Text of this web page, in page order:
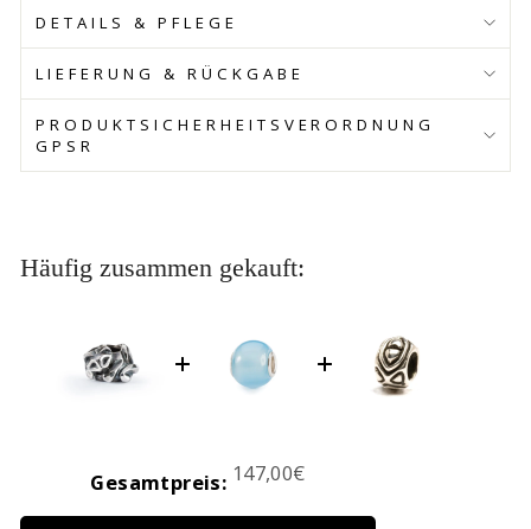
DETAILS & PFLEGE
LIEFERUNG & RÜCKGABE
PRODUKTSICHERHEITSVERORDNUNG
GPSR
Häufig zusammen gekauft:
Gesamtpreis: Price
147,00€